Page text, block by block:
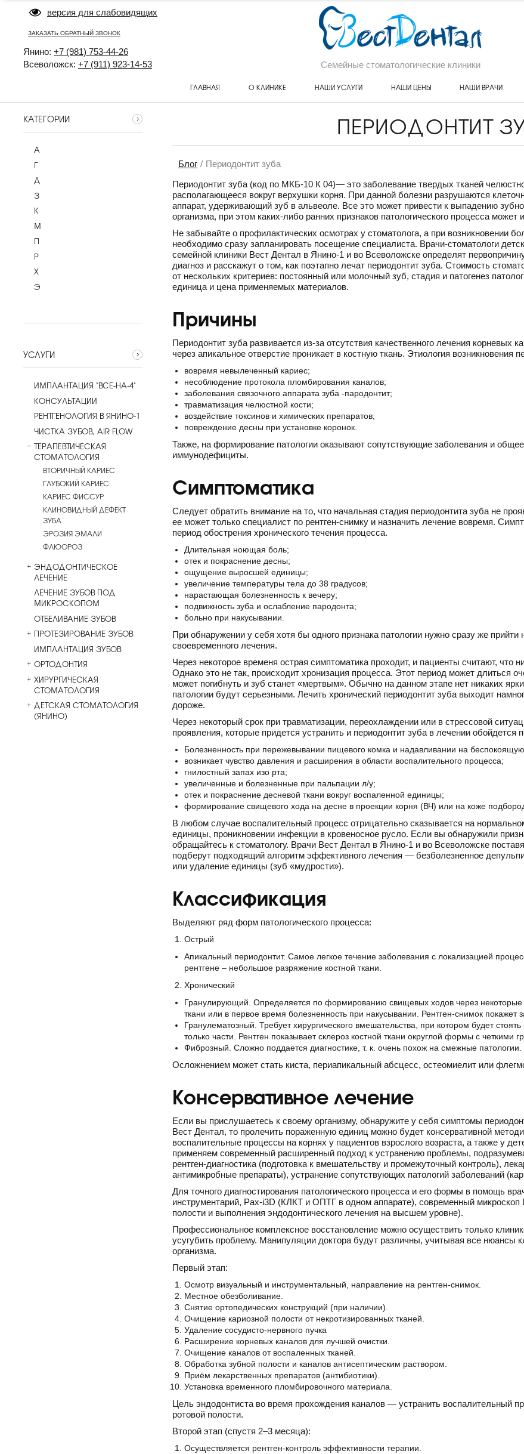
версия для слабовидящих
ЗАКАЗАТЬ ОБРАТНЫЙ ЗВОНОК
Янино: +7 (981) 753-44-26
Всеволожск: +7 (911) 923-14-53 Семейные стоматологические клиники
ГЛАВНАЯ О КЛИНИКЕ НАШИ УСЛУГИ НАШИ ЦЕНЫ НАШИ ВРАЧИ
КАТЕГОРИИ
А
Г
Д
З
К
М
П
Р
Х
Э
УСЛУГИ
ИМПЛАНТАЦИЯ "ВСЕ-НА-4"
КОНСУЛЬТАЦИИ
РЕНТГЕНОЛОГИЯ В ЯНИНО-1
ЧИСТКА ЗУБОВ, AIR FLOW
ТЕРАПЕВТИЧЕСКАЯ
СТОМАТОЛОГИЯ
ВТОРИЧНЫЙ КАРИЕС
ГЛУБОКИЙ КАРИЕС
КАРИЕС ФИССУР
КЛИНОВИДНЫЙ ДЕФЕКТ
ЗУБА
ЭРОЗИЯ ЭМАЛИ
ФЛЮОРОЗ
ЭНДОДОНТИЧЕСКОЕ
ЛЕЧЕНИЕ
ЛЕЧЕНИЕ ЗУБОВ ПОД
МИКРОСКОПОМ
ОТБЕЛИВАНИЕ ЗУБОВ
ПРОТЕЗИРОВАНИЕ ЗУБОВ
ИМПЛАНТАЦИЯ ЗУБОВ
ОРТОДОНТИЯ
ХИРУРГИЧЕСКАЯ
СТОМАТОЛОГИЯ
ДЕТСКАЯ СТОМАТОЛОГИЯ
(ЯНИНО)
ПЕРИОДОНТИТ
Блог
Периодонтит зуба
Периодонтит зуба (код по МКБ-10 К 04)— это заболевание твердых тканей
располагающееся вокруг верхушки корня. При данной болезни разрушаются
аппарат, удерживающий зуб в альвеоле. Все это может привести к выпадению
организма, при этом каких-либо ранних признаков патологического процесса может
Не забывайте о профилактических осмотрах у стоматолога, а при возникновении
необходимо сразу запланировать посещение специалиста. Врачи-стоматологи
семейной клиники Вест Дентал в Янино-1 и во Всеволожске определят
диагноз и расскажут о том, как поэтапно лечат периодонтит зуба. Стоимость
от нескольких критериев: постоянный или молочный зуб, стадия и патогенез
единица и цена применяемых материалов.
Причины
Периодонтит зуба развивается из-за отсутствия качественного лечения корневых
через апикальное отверстие проникает в костную ткань. Этиология возникновения
вовремя невылеченный кариес;
несоблюдение протокола пломбирования каналов;
заболевания связочного аппарата зуба -пародонтит;
травматизация челюстной кости;
воздействие токсинов и химических препаратов;
повреждение десны при установке коронок.
Также, на формирование патологии оказывают сопутствующие заболевания и
иммунодефициты.
Симптоматика
Следует обратить внимание на то, что начальная стадия периодонтита зуба не
ее может только специалист по рентген-снимку и назначить лечение вовремя.
период обострения хронического течения процесса.
Длительная ноющая боль;
отек и покраснение десны;
ощущение выросшей единицы;
увеличение температуры тела до 38 градусов;
нарастающая болезненность к вечеру;
подвижность зуба и ослабление пародонта;
больно при накусывании.
При обнаружении у себя хотя бы одного признака патологии нужно сразу же прийти
своевременного лечения.
Через некоторое временя острая симптоматика проходит, и пациенты считают, что
Однако это не так, происходит хронизация процесса. Этот период может длиться
может погибнуть и зуб станет «мертвым». Обычно на данном этапе нет никаких
патологии будут серьезными. Лечить хронический периодонтит зуба выходит
дороже.
Через некоторый срок при травматизации, переохлаждении или в стрессовой
проявления, которые придется устранить и периодонтит зуба в лечении обойдется
Болезненность при пережевывании пищевого комка и надавливании на
возникает чувство давления и расширения в области воспалительного процесса;
гнилостный запах изо рта;
увеличенные и болезненные при пальпации л/у;
отек и покраснение десневой ткани вокруг воспаленной единицы;
формирование свищевого хода на десне в проекции корня (ВЧ) или на коже
В любом случае воспалительный процесс отрицательно сказывается на
единицы, проникновении инфекции в кровеносное русло. Если вы обнаружили
обращайтесь к стоматологу. Врачи Вест Дентал в Янино-1 и во Всеволожске
подберут подходящий алгоритм эффективного лечения — безболезненное
или удаление единицы (зуб «мудрости»).
Классификация
Выделяют ряд форм патологического процесса:
Острый
Апикальный периодонтит. Самое легкое течение заболевания с локализацией
рентгене – небольшое разряжение костной ткани.
Хронический
Гранулирующий. Определяется по формированию свищевых ходов через
ткани или в первое время болезненность при накусывании. Рентген-снимок покажет
Гранулематозный. Требует хирургического вмешательства, при котором будет
только части. Рентген показывает склероз костной ткани округлой формы с четкими
Фиброзный. Сложно поддается диагностике, т. к. очень похож на смежные патологии.
Осложнением может стать киста, периапикальный абсцесс, остеомиелит или
Консервативное лечение
Если вы прислушаетесь к своему организму, обнаружите у себя симптомы
Вест Дентал, то пролечить пораженную единиц можно будет консервативной
воспалительные процессы на корнях у пациентов взрослого возраста, а также у
применяем современный расширенный подход к устранению проблемы,
рентген-диагностика (подготовка к вмешательству и промежуточный контроль),
антимикробные препараты), устранение сопутствующих патологий заболеваний
Для точного диагностирования патологического процесса и его формы в помощь
инструментарий, Pax-i3D (КЛКТ и ОПТГ в одном аппарате), современный микроскоп
полости и выполнения эндодонтического лечения на высшем уровне).
Профессиональное комплексное восстановление можно осуществить только
усугубить проблему. Манипуляции доктора будут различны, учитывая все нюансы
организма.
Первый этап:
Осмотр визуальный и инструментальный, направление на рентген-снимок.
Местное обезболивание.
Снятие ортопедических конструкций (при наличии).
Очищение кариозной полости от некротизированных тканей.
Удаление сосудисто-нервного пучка
Расширение корневых каналов для лучшей очистки.
Очищение каналов от воспаленных тканей.
Обработка зубной полости и каналов антисептическим раствором.
Приём лекарственных препаратов (антибиотики).
Установка временного пломбировочного материала.
Цель эндодонтиста во время прохождения каналов — устранить воспалительный
ротовой полости.
Второй этап (спустя 2–3 месяца):
Осуществляется рентген-контроль эффективности терапии.